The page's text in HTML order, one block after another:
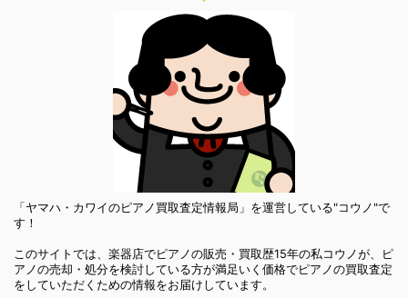
「ヤマハ・カワイのピアノ買取査定情報局」を運営している"コウノ"で
す！
このサイトでは、楽器店でピアノの販売・買取歴15年の私コウノが、ピ
アノの売却・処分を検討している方が満足いく価格でピアノの買取査定
をしていただくための情報をお届けしています。